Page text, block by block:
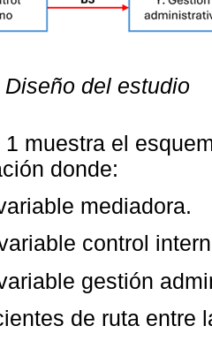
Diseño del estudio
1 muestra el
donde:
mediadora.
control
gestión
de ruta entre